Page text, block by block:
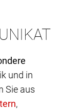
und in
Sie aus
,